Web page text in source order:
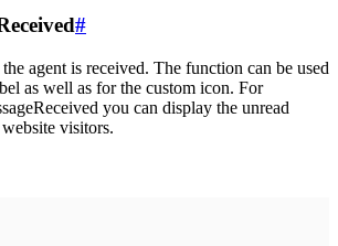
#
agent is received. The function can be used
as well as for the custom icon. For
you can display the unread
visitors.